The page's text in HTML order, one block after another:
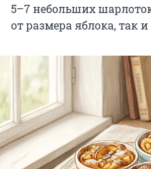
5–7 небольших
от размера яблока, так